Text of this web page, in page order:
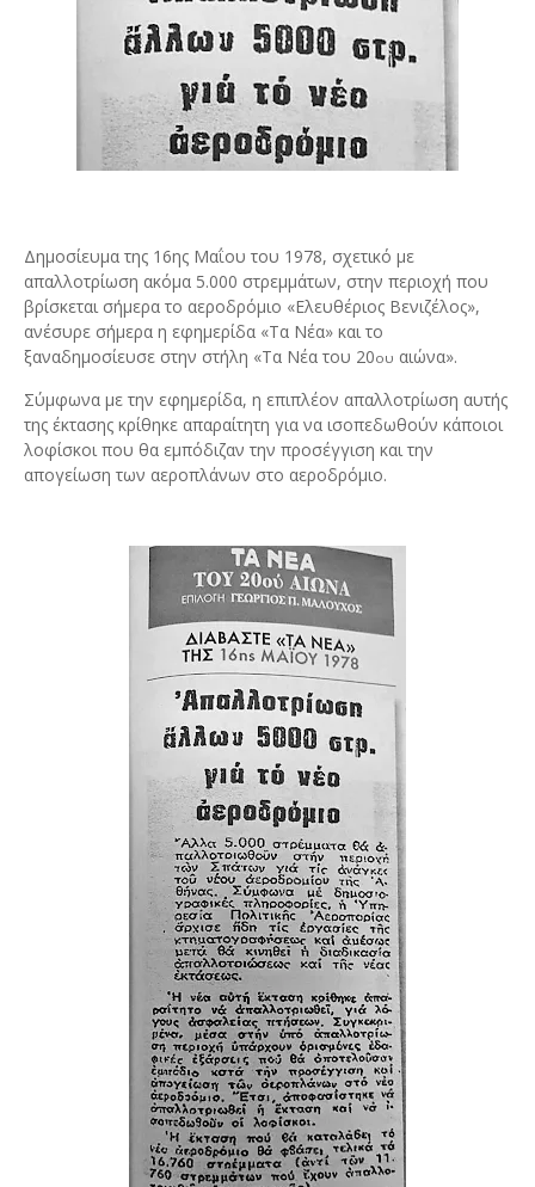
Δημοσίευμα της 16ης Μαΐου του 1978, σχετικό με
απαλλοτρίωση ακόμα 5.000 στρεμμάτων, στην περιοχή που
βρίσκεται σήμερα το αεροδρόμιο «Ελευθέριος Βενιζέλος»,
ανέσυρε σήμερα η εφημερίδα «Τα Νέα» και το
ξαναδημοσίευσε στην στήλη «Τα Νέα του 20ου αιώνα».
Σύμφωνα με την εφημερίδα, η επιπλέον απαλλοτρίωση αυτής
της έκτασης κρίθηκε απαραίτητη για να ισοπεδωθούν κάποιοι
λοφίσκοι που θα εμπόδιζαν την προσέγγιση και την
απογείωση των αεροπλάνων στο αεροδρόμιο.